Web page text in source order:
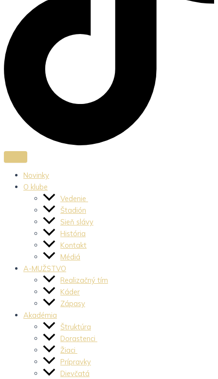
Novinky
O klube
Vedenie
Štadión
Sieň slávy
História
Kontakt
Médiá
A-MUŽSTVO
Realizačný tím
Káder
Zápasy
Akadémia
Štruktúra
Dorastenci
Žiaci
Prípravky
Dievčatá